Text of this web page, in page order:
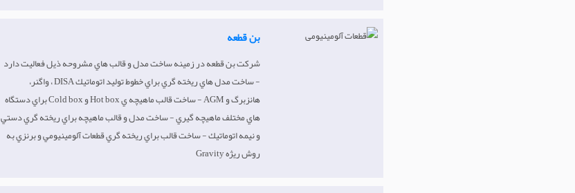
بن قطعه
شرکت بن قطعه در زمينه ساخت مدل و قالب هاي مشروحه ذيل فعاليت دارد
- ساخت مدل هاي ريخته گري براي خطوط توليد اتوماتيك DISA ، واگنر،
هانزبرگ و AGM - ساخت قالب ماهيچه ي Hot box و Cold box براي دستگاه
هاي مختلف ماهيچه گيري - ساخت مدل و قالب ماهيچه براي ريخته گري دستي
و نيمه اتوماتيك - ساخت قالب براي ريخته گري قطعات آلومينيومي و برنزي به
روش ريژه Gravity